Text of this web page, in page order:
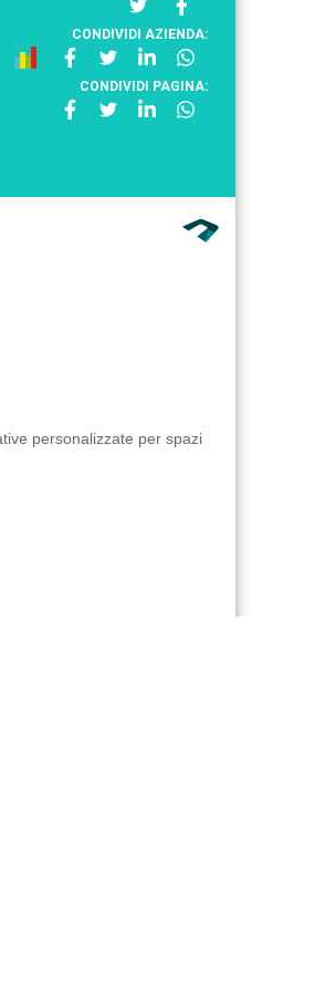
CONDIVIDI AZIENDA:
CONDIVIDI PAGINA:
personalizzate per spazi